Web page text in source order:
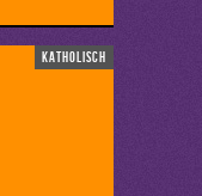
katholisch